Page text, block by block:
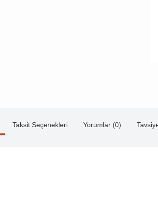
Taksit Seçenekleri Yorumlar (0)